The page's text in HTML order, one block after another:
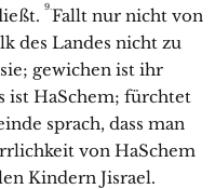
9.Fallt nur nicht von
des Landes nicht zu
gewichen ist ihr
ist HaSchem; fürchtet
sprach, dass man
von HaSchem
Kindern Jisrael.